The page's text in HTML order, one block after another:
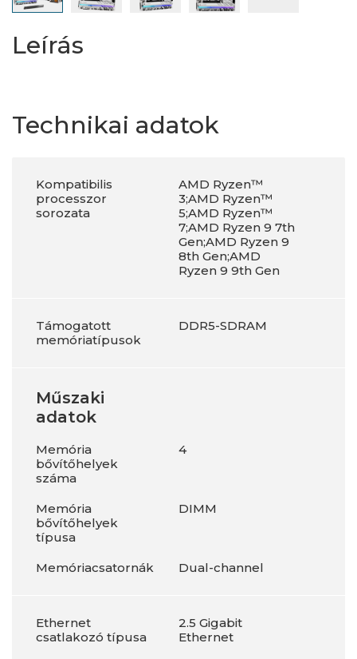
Leírás
Technikai adatok
Kompatibilis
processzor
sorozata
AMD Ryzen™
3;AMD Ryzen™
5;AMD Ryzen™
7;AMD Ryzen 9 7th
Gen;AMD Ryzen 9
8th Gen;AMD
Ryzen 9 9th Gen
Támogatott
memóriatípusok
DDR5-SDRAM
Műszaki
adatok
Memória
bővítőhelyek
száma
4
Memória
bővítőhelyek
típusa
DIMM
Memóriacsatornák Dual-channel
Ethernet
csatlakozó típusa
2.5 Gigabit
Ethernet